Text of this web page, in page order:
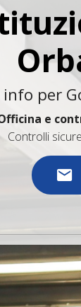
per
e
Controlli